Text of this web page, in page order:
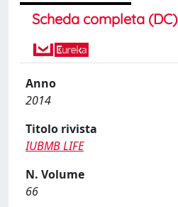
Scheda completa (DC)
Anno
2014
Titolo rivista
IUBMB LIFE
N. Volume
66